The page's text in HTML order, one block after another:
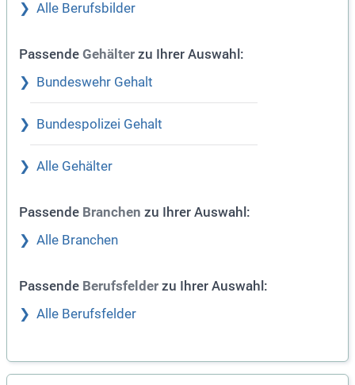
Alle Berufsbilder
Passende Gehälter zu Ihrer Auswahl:
Bundeswehr Gehalt
Bundespolizei Gehalt
Alle Gehälter
Passende Branchen zu Ihrer Auswahl:
Alle Branchen
Passende Berufsfelder zu Ihrer Auswahl:
Alle Berufsfelder